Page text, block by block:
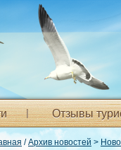
Отзывы
/Архив новостей >